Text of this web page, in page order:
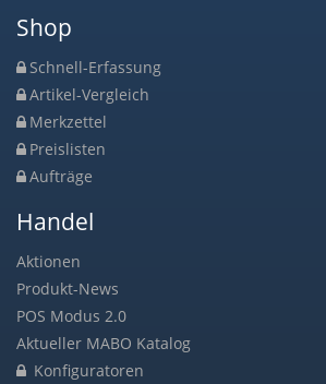
Shop
Schnell-Erfassung
Artikel-Vergleich
Merkzettel
Preislisten
Aufträge
Handel
Aktionen
Produkt-News
POS Modus 2.0
Aktueller MABO Katalog
Konfiguratoren